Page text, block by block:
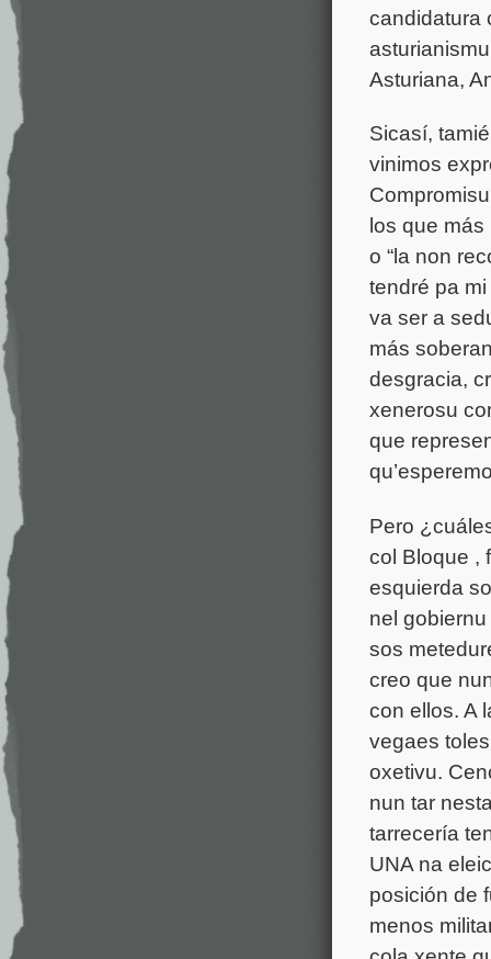
candidatura
Asturiana,
Sicasí,
vinimos
los que más
o “la non
tendré pa
va ser a
más
desgracia,
xenerosu
que
Pero
col Bloque ,
esquierda
nel
sos
creo que
con ellos. A
vegaes
oxetivu.
nun tar
tarrecería
UNA na
posición de
menos